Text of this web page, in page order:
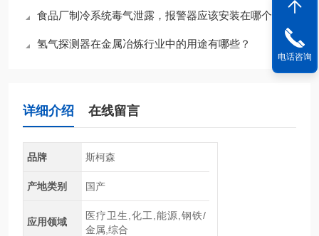
食品厂制冷系统毒气泄露，报警器应该安装在哪个位置?
氢气探测器在金属冶炼行业中的用途有哪些？
详细介绍 在线留言
品牌 斯柯森
产地类别 国产
应用领域
医疗卫生,化工,能源,钢铁/
金属,综合
电话咨询